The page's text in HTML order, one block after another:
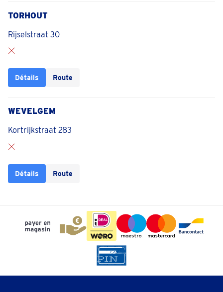
TORHOUT
Rijselstraat 30
Détails Route
WEVELGEM
Kortrijkstraat 283
Détails Route